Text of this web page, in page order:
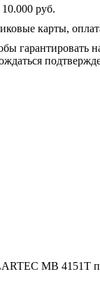
руб.
карты,
гарантировать
MВ 4151T